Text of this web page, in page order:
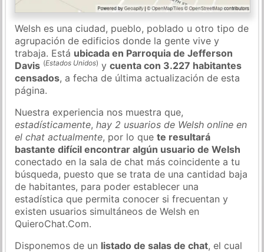
Welsh es una ciudad, pueblo, poblado u otro tipo de
agrupación de edificios donde la gente vive y
trabaja. Está ubicada en Parroquia de Jefferson
Davis (Estados Unidos) ycuenta con 3.227 habitantes
censados, a fecha de última actualización de esta
página.
Nuestra experiencia nos muestra que,
estadísticamente,hay 2 usuarios de Welsh online en
el chat actualmente, por lo quete resultará
bastante difícil encontrar algún usuario de Welsh
conectado en la sala de chat más coincidente a tu
búsqueda, puesto que se trata de una cantidad baja
de habitantes, para poder establecer una
estadística que permita conocer si frecuentan y
existen usuarios simultáneos de Welsh en
QuieroChat.Com.
Disponemos de un listado de salas de chat, el cual